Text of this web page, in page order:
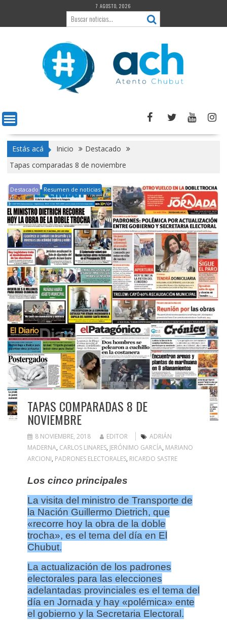
contenido
7 AGOSTO, 2026
Estás acá Inicio
Destacado
Tapas comparadas 8 de noviembre
Destacado Resumen de noticias
TAPAS COMPARADAS 8 DE
NOVIEMBRE
8 NOVIEMBRE, 2018 EDITOR
ADRIÁN
MADERNA, CARLOS LINARES, JERÓNIMO GARCÍA, MARIANO
ARCIONI, PADRONES ELECTORALES, RICARDO SASTRE
Los cinco principales
La visita del ministro de Transporte de
la Nación Guillermo Dietrich, que
«recorre hoy la obra de la doble
trocha», es el tema del día en El
Chubut.
La actualización de los padrones
electorales para las elecciones
adelantadas provinciales es el tema del
día en Jornada y hay «polémica» ente
el gobierno y la Secretaria Electoral.